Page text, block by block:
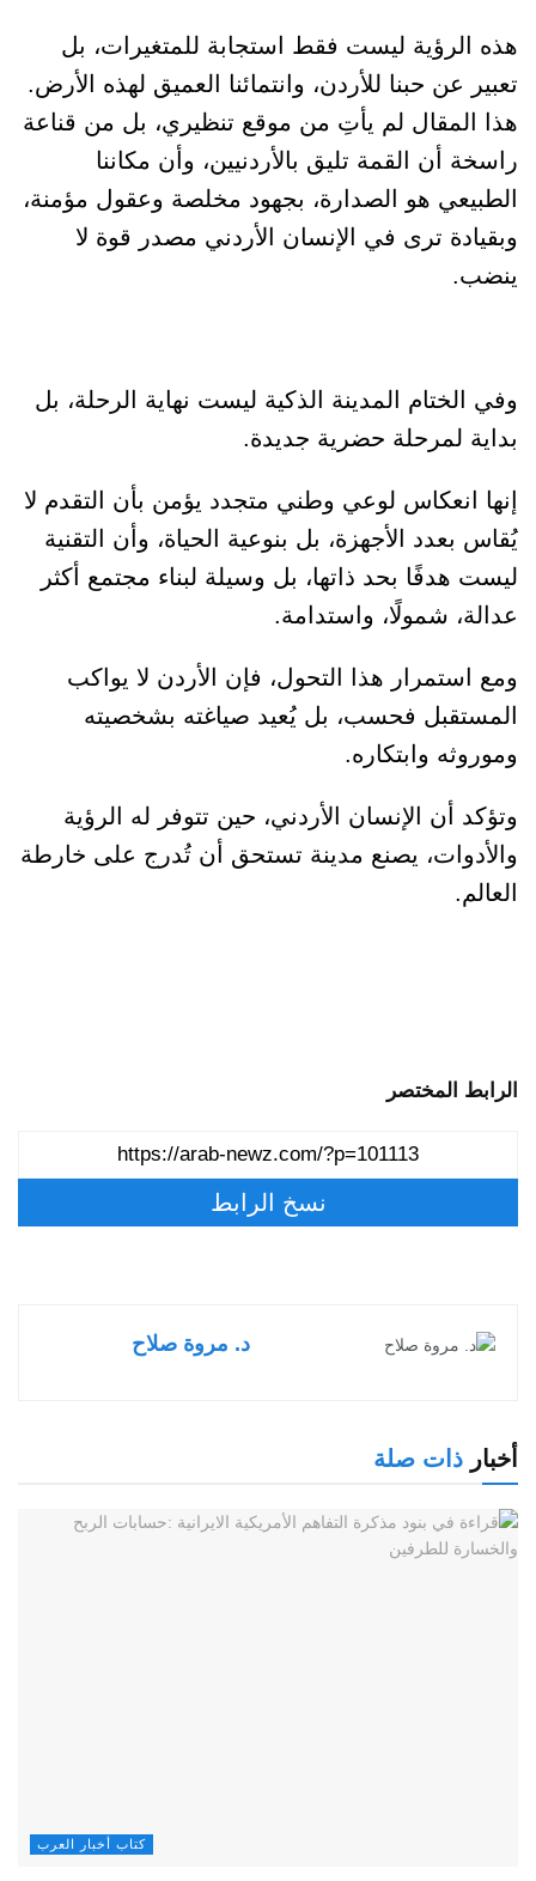
هذه الرؤية ليست فقط استجابة للمتغيرات، بل
تعبير عن حبنا للأردن، وانتمائنا العميق لهذه الأرض.
هذا المقال لم يأتِ من موقع تنظيري، بل من قناعة
راسخة أن القمة تليق بالأردنيين، وأن مكاننا
الطبيعي هو الصدارة، بجهود مخلصة وعقول مؤمنة،
وبقيادة ترى في الإنسان الأردني مصدر قوة لا
ينضب.
وفي الختام المدينة الذكية ليست نهاية الرحلة، بل
بداية لمرحلة حضرية جديدة.
إنها انعكاس لوعي وطني متجدد يؤمن بأن التقدم لا
يُقاس بعدد الأجهزة، بل بنوعية الحياة، وأن التقنية
ليست هدفًا بحد ذاتها، بل وسيلة لبناء مجتمع أكثر
عدالة، شمولًا، واستدامة.
ومع استمرار هذا التحول، فإن الأردن لا يواكب
المستقبل فحسب، بل يُعيد صياغته بشخصيته
وموروثه وابتكاره.
وتؤكد أن الإنسان الأردني، حين تتوفر له الرؤية
والأدوات، يصنع مدينة تستحق أن تُدرج على خارطة
العالم.
الرابط المختصر
نسخ الرابط
د. مروة صلاح
أخبار ذات صلة
كتاب أخبار العرب